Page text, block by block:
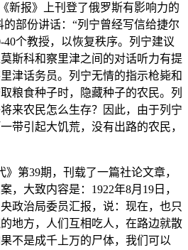
新报》上刊登了俄罗斯有影响力的
的部份讲话：“列宁曾经写信给捷尔
个教授，以恢复秩序。列宁建议
斯科和察里津之间的对话听力有提
津话务员。列宁无情的指示枪毙和
粮食种子时，隐藏种子的农民。列
来农民怎么生存？因此，由于列宁
带引起大饥荒，没有出路的农民，
》第39期，刊载了一篇社论文章，
，大致内容是：1922年8月19日，
政治局委员汇报，说：现在，也只
地方，人们互相吃人，在路边就散
不是成千上万的尸体，我们可以